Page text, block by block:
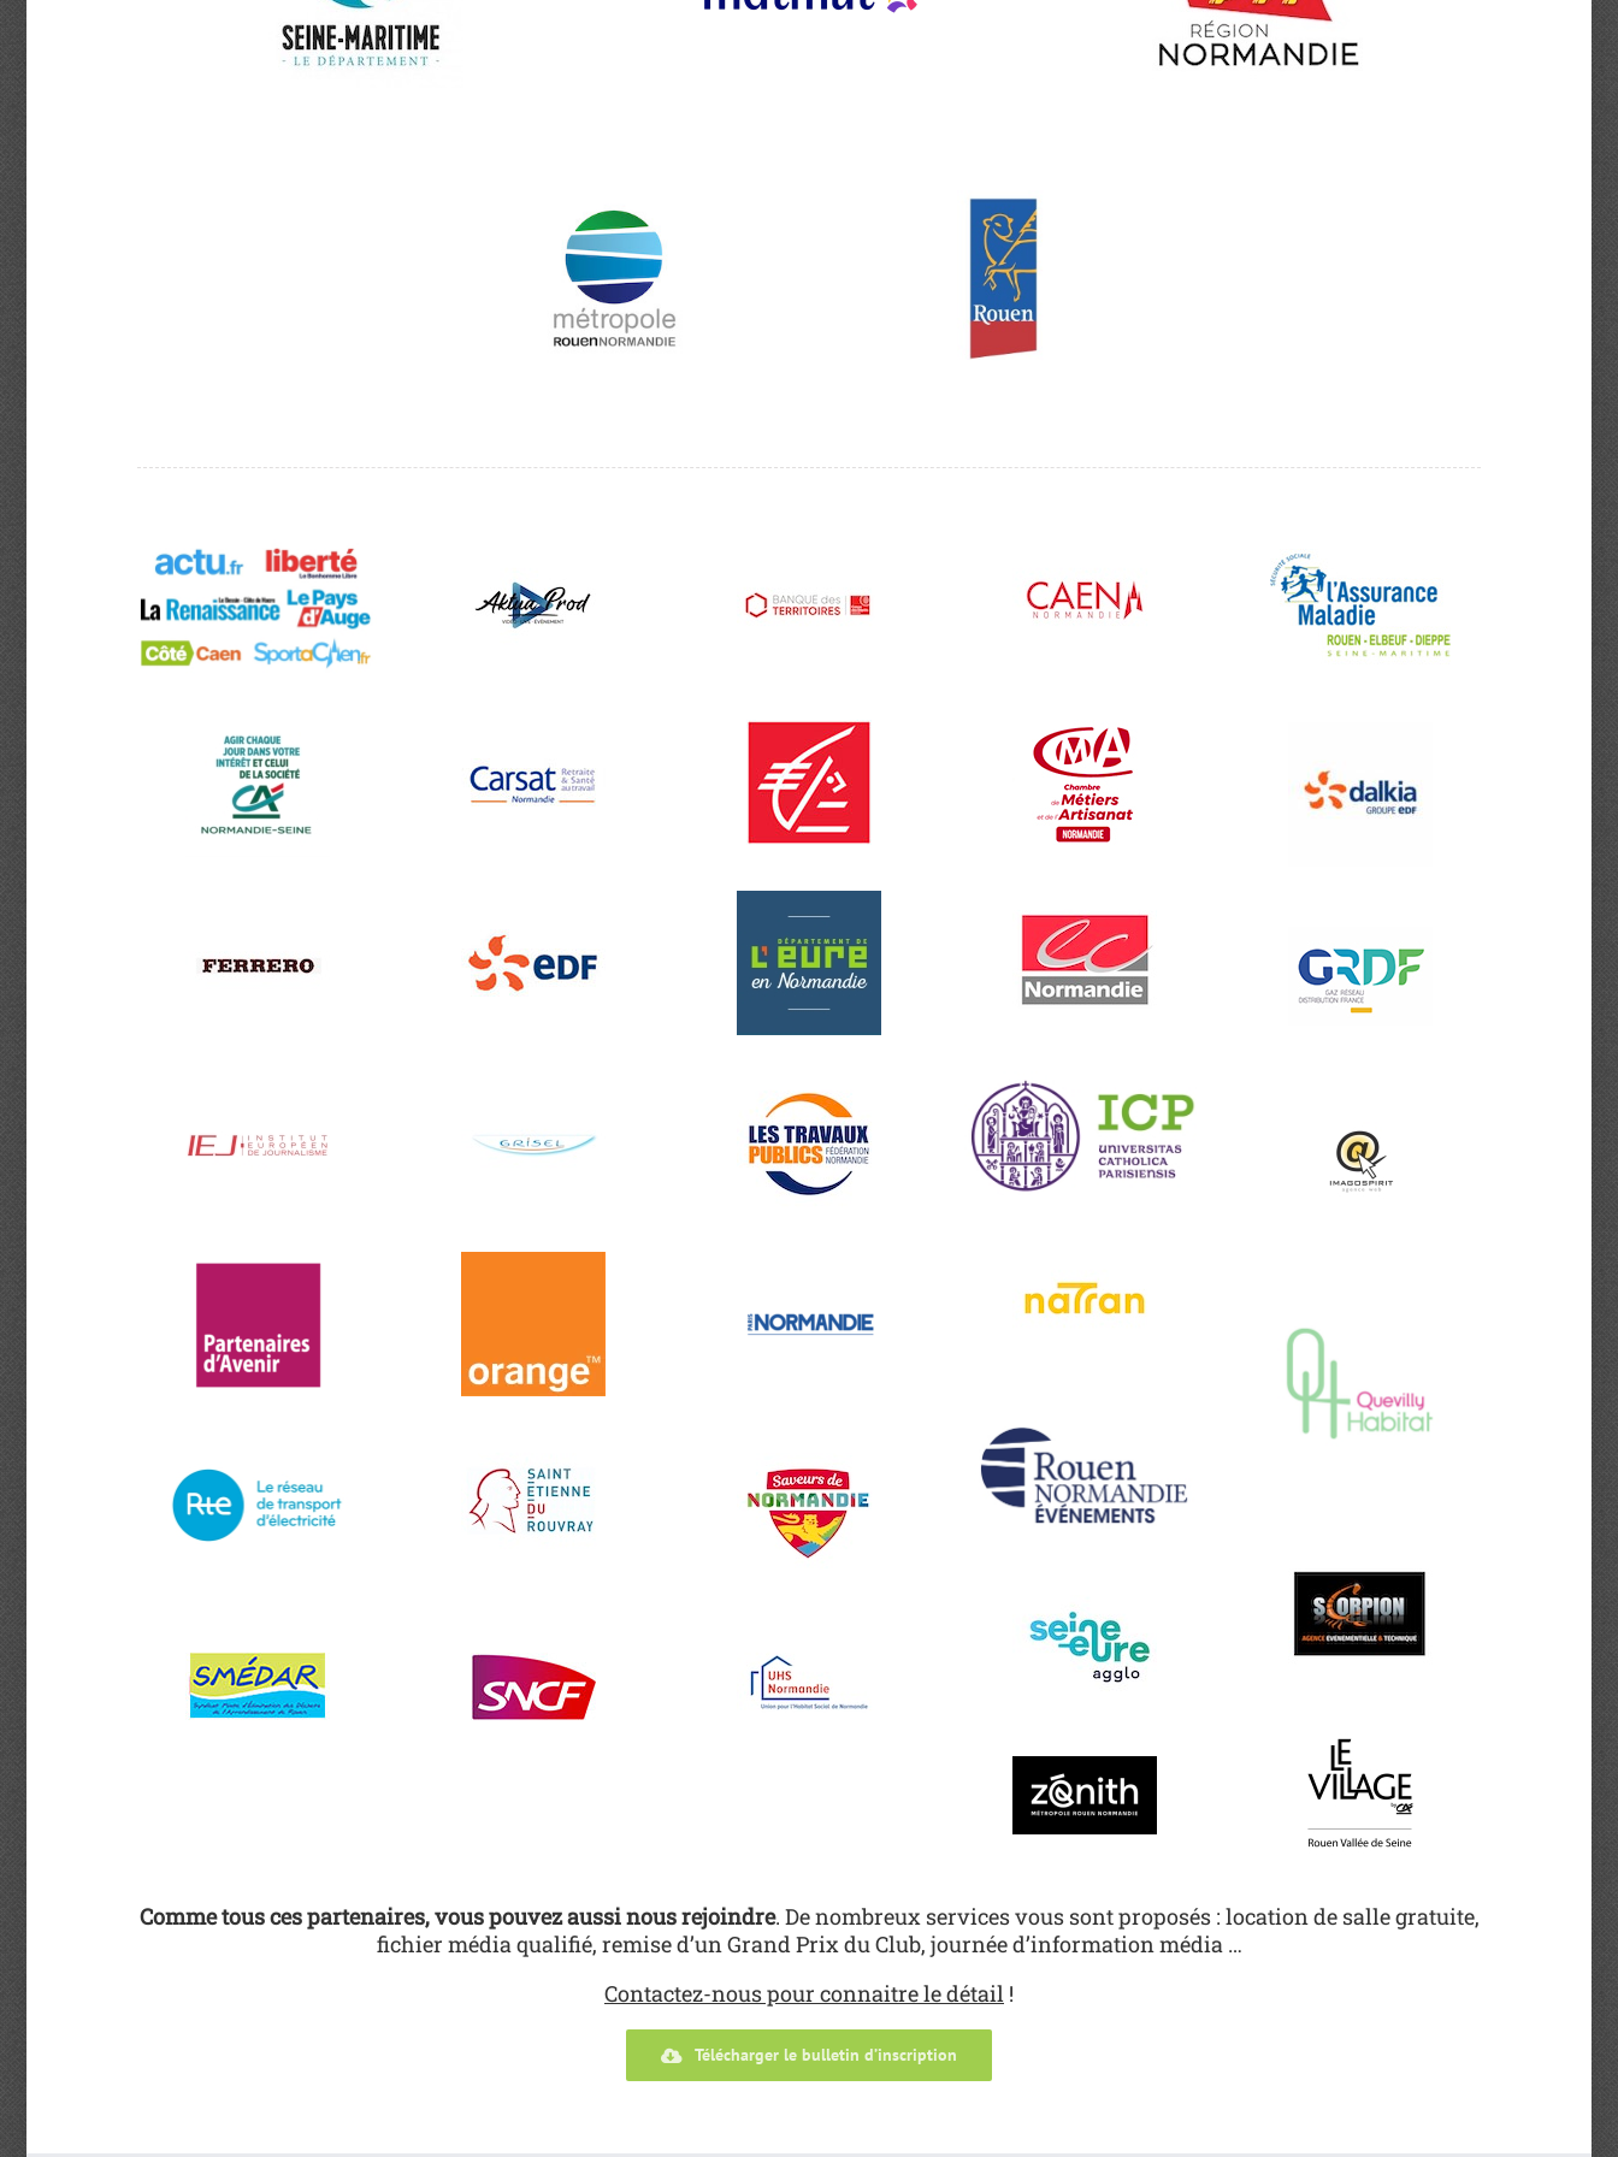
Comme tous ces partenaires, vous pouvez aussi nous rejoindre. De nombreux services vous sont proposés : location de salle gratuite,
fichier média qualifié, remise d’un Grand Prix du Club, journée d’information média …
Contactez-nous pour connaitre le détail !
Télécharger le bulletin d’inscription